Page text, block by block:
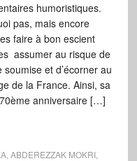
humoristiques.
pas, mais encore
faire à bon escient
assumer au risque de
et d’écorner au
de la France. Ainsi, sa
anniversaire […]
, ABDEREZZAK MOKRI,